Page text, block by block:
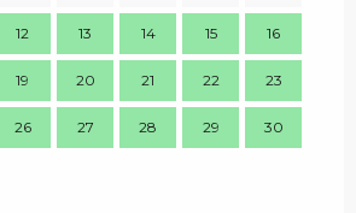
12 13 14 15 16
19 20 21 22 23
26 27 28 29 30